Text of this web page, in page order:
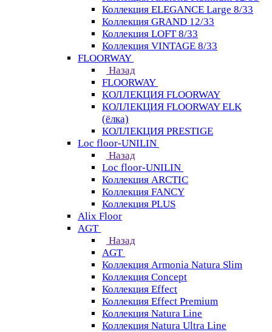
Коллекция ELEGANCE Large 8/33
Коллекция GRAND 12/33
Коллекция LOFT 8/33
Коллекция VINTAGE 8/33
FLOORWAY
Назад
FLOORWAY
КОЛЛЕКЦИЯ FLOORWAY
КОЛЛЕКЦИЯ FLOORWAY ELK
(ёлка)
КОЛЛЕКЦИЯ PRESTIGE
Loс floor-UNILIN
Назад
Loс floor-UNILIN
Коллекция ARCTIС
Коллекция FANCY
Коллекция PLUS
Alix Floor
AGT
Назад
AGT
Коллекция Armonia Natura Slim
Коллекция Concept
Коллекция Effect
Коллекция Effect Premium
Коллекция Natura Line
Коллекция Natura Ultra Line